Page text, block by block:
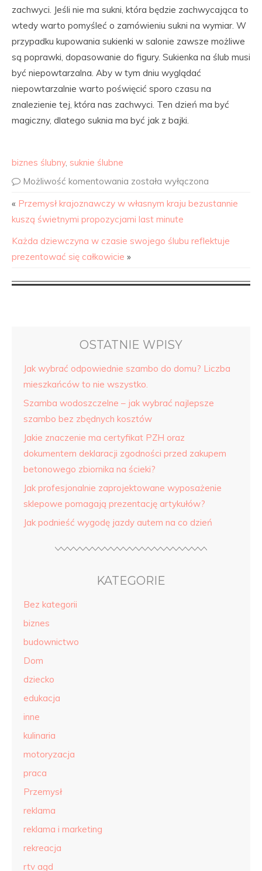
zachwyci. Jeśli nie ma sukni, która będzie zachwycająca to
wtedy warto pomyśleć o zamówieniu sukni na wymiar. W
przypadku kupowania sukienki w salonie zawsze możliwe
są poprawki, dopasowanie do figury. Sukienka na ślub musi
być niepowtarzalna. Aby w tym dniu wyglądać
niepowtarzalnie warto poświęcić sporo czasu na
znalezienie tej, która nas zachwyci. Ten dzień ma być
magiczny, dlatego suknia ma być jak z bajki.
biznes ślubny, suknie ślubne
Możliwość komentowania została wyłączona
« Przemysł krajoznawczy w własnym kraju bezustannie
kuszą świetnymi propozycjami last minute
Każda dziewczyna w czasie swojego ślubu reflektuje
prezentować się całkowicie »
OSTATNIE WPISY
Jak wybrać odpowiednie szambo do domu? Liczba
mieszkańców to nie wszystko.
Szamba wodoszczelne – jak wybrać najlepsze
szambo bez zbędnych kosztów
Jakie znaczenie ma certyfikat PZH oraz
dokumentem deklaracji zgodności przed zakupem
betonowego zbiornika na ścieki?
Jak profesjonalnie zaprojektowane wyposażenie
sklepowe pomagają prezentację artykułów?
Jak podnieść wygodę jazdy autem na co dzień
KATEGORIE
Bez kategorii
biznes
budownictwo
Dom
dziecko
edukacja
inne
kulinaria
motoryzacja
praca
Przemysł
reklama
reklama i marketing
rekreacja
rtv agd